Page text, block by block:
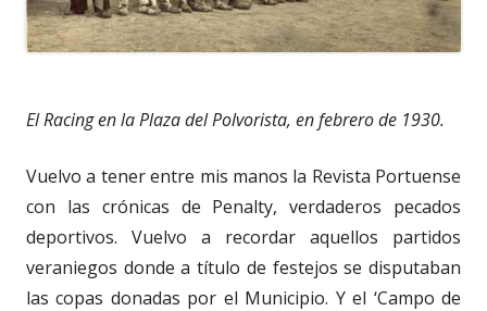
El Racing en la Plaza del Polvorista, en febrero de 1930.
Vuelvo a tener entre mis manos la Revista Portuense
con las crónicas de Penalty, verdaderos pecados
deportivos. Vuelvo a recordar aquellos partidos
veraniegos donde a título de festejos se disputaban
las copas donadas por el Municipio. Y el ‘Campo de